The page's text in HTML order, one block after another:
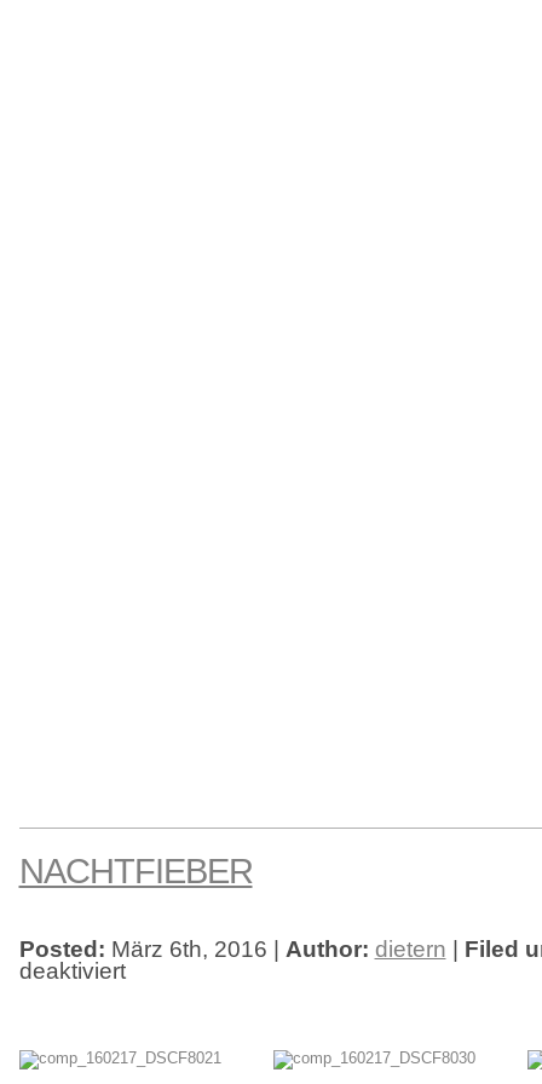
NACHTFIEBER
Posted: März 6th, 2016 | Author: dietern | Filed
deaktiviertfür
NachtFieber